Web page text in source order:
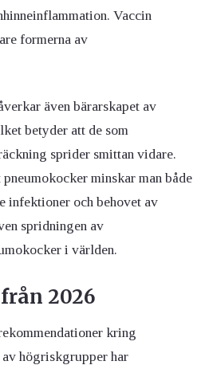
Vaccin
formerna av
även bärarskapet av
betyder att de som
sprider smittan vidare.
minskar man både
infektioner och behovet av
spridningen av
i världen.
2026
kring
högriskgrupper har